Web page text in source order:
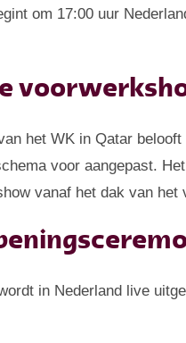
om 17:00 uur
het WK in Qatar
voor aangepast.
vanaf het dak van het
in Nederland live